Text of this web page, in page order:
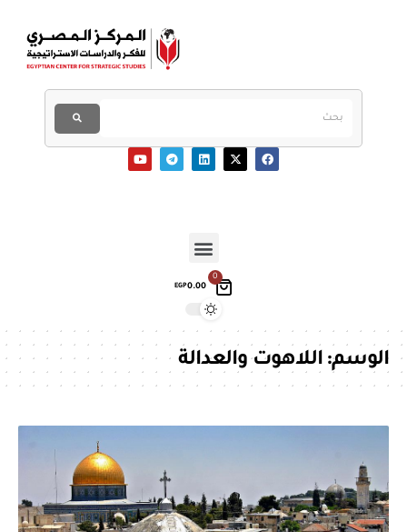
0
EGP0.00
الوسم:اللاهوت والعدالة